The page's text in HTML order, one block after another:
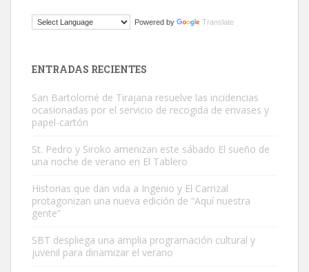
El ayuntamiento se va a llevar a Los Gatos callejeros de la zona los
Este gato macho ha aparecido en la calle hace menos de un mes,
es muy manso y extremadamente cari...
Leales.org » Gran Canaria
Powered by Translate
ENTRADAS RECIENTES
San Bartolomé de Tirajana resuelve las incidencias
ocasionadas por el servicio de recogida de envases y
papel-cartón
St. Pedro y Siroko amenizan este sábado El sueño de
una noche de verano en El Tablero
Historias que dan vida a Ingenio y El Carrizal
protagonizan una nueva edición de “Aquí nuestra
gente”
SBT despliega una amplia programación cultural y
juvenil para dinamizar el verano